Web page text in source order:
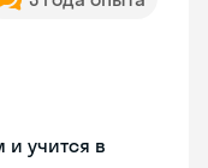
и учится в